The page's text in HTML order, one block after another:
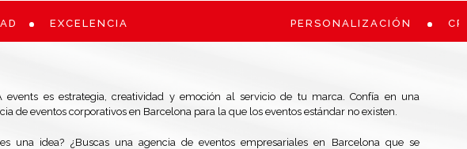
EXCELENCIA PERSONALIZACIÓN
events es estrategia, creatividad y emoción al servicio de tu marca. Confía en una
de eventos corporativos en Barcelona para la que los eventos estándar no existen.
una idea? ¿Buscas una agencia de eventos empresariales en Barcelona que se